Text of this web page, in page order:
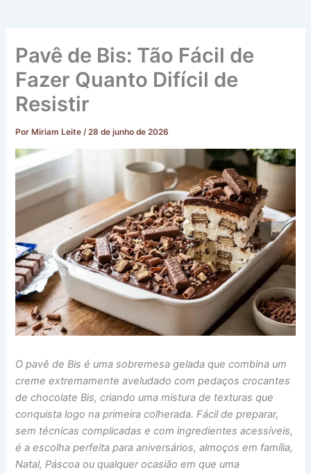
Pavê de Bis: Tão Fácil de
Fazer Quanto Difícil de
Resistir
Por Miriam Leite/28 de junho de 2026
O pavê de Bis é uma sobremesa gelada que combina um
creme extremamente aveludado com pedaços crocantes
de chocolate Bis, criando uma mistura de texturas que
conquista logo na primeira colherada. Fácil de preparar,
sem técnicas complicadas e com ingredientes acessíveis,
é a escolha perfeita para aniversários, almoços em família,
Natal, Páscoa ou qualquer ocasião em que uma